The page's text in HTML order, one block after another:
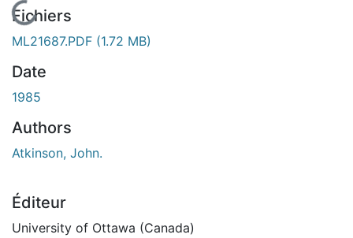
En cours de chargement...
Fichiers
ML21687.PDF (1.72 MB)
Date
1985
Authors
Atkinson, John.
Éditeur
University of Ottawa (Canada)